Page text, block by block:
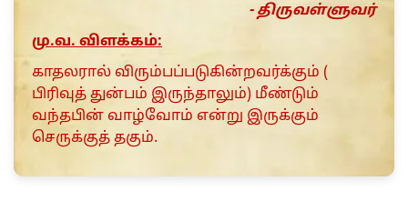
- திருவள்ளுவர்
மு.வ. விளக்கம்:
காதலரால் விரும்பப்படுகின்றவர்க்கும் (
பிரிவுத் துன்பம் இருந்தாலும்) மீண்டும்
வந்தபின் வாழ்வோம் என்று இருக்கும்
செருக்குத் தகும்.